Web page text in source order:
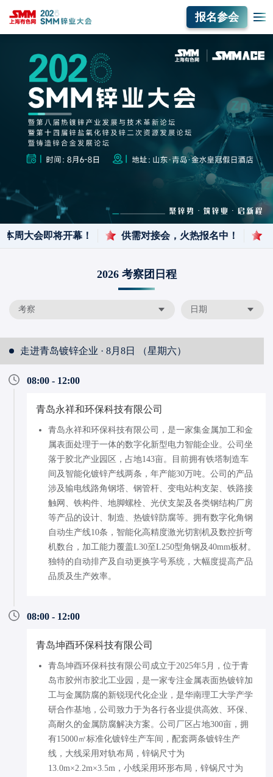
报名参会
周大会即将开幕！ 供需对接会，火热报名中！ 报
2026 考察团日程
考察 日期
走进青岛镀锌企业 · 8月8日 （星期六）
08:00 - 12:00
青岛永祥和环保科技有限公司
青岛永祥和环保科技有限公司，是一家集金属加工和金
属表面处理于一体的数字化新型电力智能企业。公司坐
落于胶北产业园区，占地143亩。目前拥有铁塔制造车
间及智能化镀锌产线两条，年产能30万吨。公司的产品
涉及输电线路角钢塔、钢管杆、变电站构支架、铁路接
触网、铁构件、地脚螺栓、光伏支架及各类钢结构厂房
等产品的设计、制造、热镀锌防腐等。拥有数字化角钢
自动生产线10条，智能化高精度激光切割机及数控折弯
机数台，加工能力覆盖L30至L250型角钢及40mm板材。
独特的自动排产及自动更换字号系统，大幅度提高产品
品质及生产效率。
08:00 - 12:00
青岛坤酉环保科技有限公司
青岛坤酉环保科技有限公司成立于2025年5月，位于青
岛市胶州市胶北工业园，是一家专注金属表面热镀锌加
工与金属防腐的新锐现代化企业，是华南理工大学产学
研合作基地，公司致力于为各行各业提供高效、环保、
高耐久的金属防腐解决方案。公司厂区占地300亩，拥
有15000㎡标准化镀锌生产车间，配套两条镀锌生产
线，大线采用对轨布局，锌锅尺寸为
13.0m×2.2m×3.5m，小线采用环形布局，锌锅尺寸为